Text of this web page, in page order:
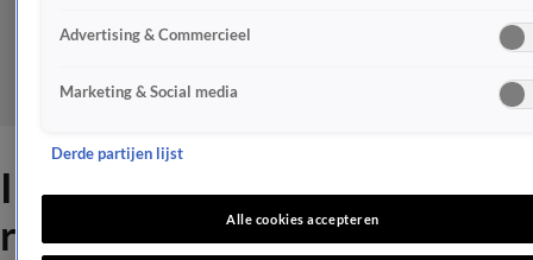
Imanuelle Grives haalt uit op
rode loper
Advertising & Commercieel
Marketing & Social media
Derde partijen lijst
Alle cookies accepteren